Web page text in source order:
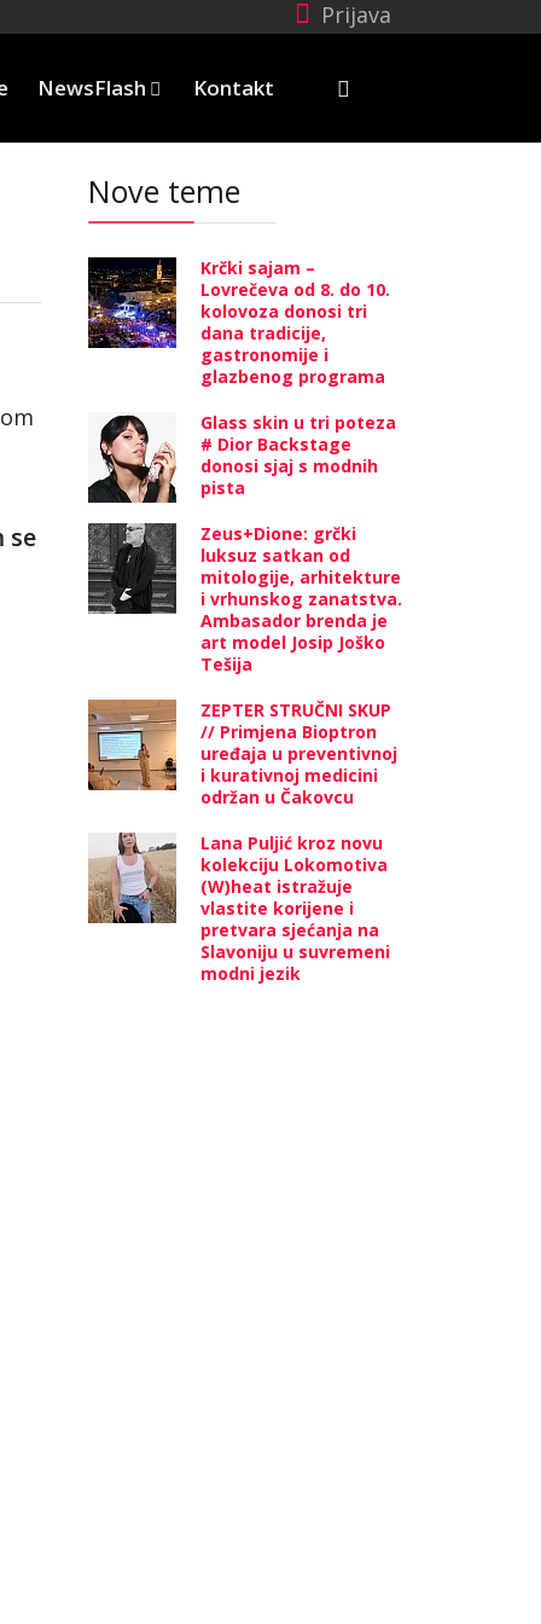
Prijava
NewsFlash Kontakt
se
Nove teme
Krčki sajam –
Lovrečeva od 8. do 10.
kolovoza donosi tri
dana tradicije,
gastronomije i
glazbenog programa
Glass skin u tri poteza
# Dior Backstage
donosi sjaj s modnih
pista
Zeus+Dione: grčki
luksuz satkan od
mitologije, arhitekture
i vrhunskog zanatstva.
Ambasador brenda je
art model Josip Joško
Tešija
ZEPTER STRUČNI SKUP
// Primjena Bioptron
uređaja u preventivnoj
i kurativnoj medicini
održan u Čakovcu
Lana Puljić kroz novu
kolekciju Lokomotiva
(W)heat istražuje
vlastite korijene i
pretvara sjećanja na
Slavoniju u suvremeni
modni jezik